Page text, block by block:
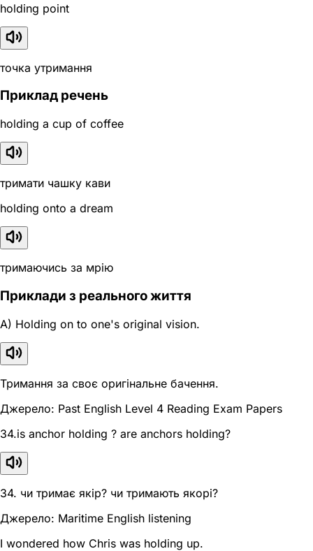
holding point
точка утримання
Приклад речень
holding a cup of coffee
тримати чашку кави
holding onto a dream
тримаючись за мрію
Приклади з реального життя
A) Holding on to one's original vision.
Тримання за своє оригінальне бачення.
Джерело: Past English Level 4 Reading Exam Papers
34.is anchor holding ? are anchors holding?
34. чи тримає якір? чи тримають якорі?
Джерело: Maritime English listening
I wondered how Chris was holding up.